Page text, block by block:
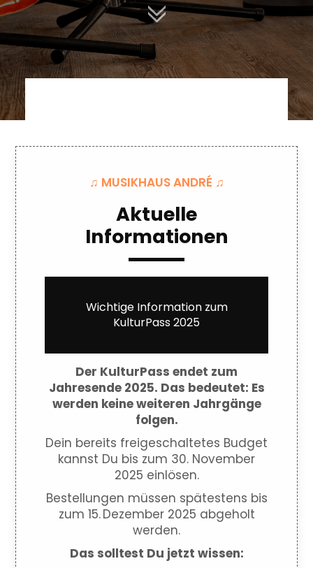
♫ MUSIKHAUS ANDRÉ ♫
Aktuelle
Informationen
Wichtige Information zum
KulturPass 2025
Der KulturPass endet zum
Jahresende 2025. Das bedeutet: Es
werden keine weiteren Jahrgänge
folgen.
Dein bereits freigeschaltetes Budget
kannst Du bis zum 30. November
2025 einlösen.
Bestellungen müssen spätestens bis
zum 15. Dezember 2025 abgeholt
werden.
Das solltest Du jetzt wissen: